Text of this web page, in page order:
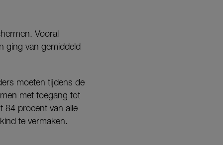
Vooral
ging van gemiddeld
moeten tijdens de
met toegang tot
84 procent van alle
te vermaken.